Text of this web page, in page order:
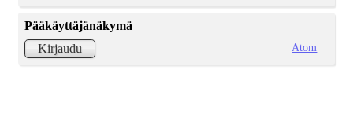
Pääkäyttäjänäkymä
Kirjaudu
Atom